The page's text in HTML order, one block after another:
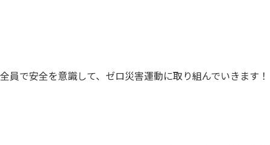
全員で安全を意識して、ゼロ災害運動に取り組んでいきます！